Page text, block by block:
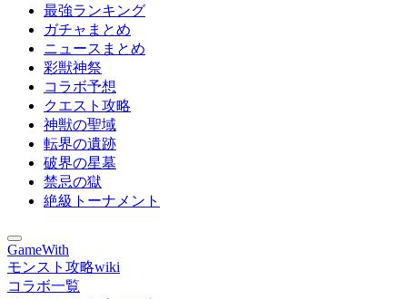
最強ランキング
ガチャまとめ
ニュースまとめ
彩獣神祭
コラボ予想
クエスト攻略
神獣の聖域
転界の遺跡
破界の星墓
禁忌の獄
絶級トーナメント
GameWith
モンスト攻略wiki
コラボ一覧